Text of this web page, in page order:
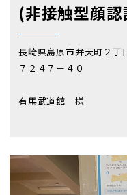
(非接触型顔認
長崎県島原市弁天町２丁
７２４７－４０
有馬武道館 様